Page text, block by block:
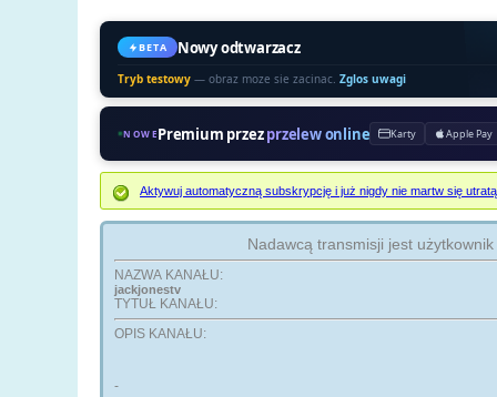
BETA Nowy odtwarzacz
Tryb testowy — obraz moze sie zacinac. Zglos uwagi
NOWEPremium przezprzelew online Karty Apple Pay
Aktywuj automatyczną subskrypcję i już nigdy nie martw się
Nadawcą transmisji jest użytkownik
NAZWA KANAŁU:
jackjonestv
TYTUŁ KANAŁU:
OPIS KANAŁU:
-